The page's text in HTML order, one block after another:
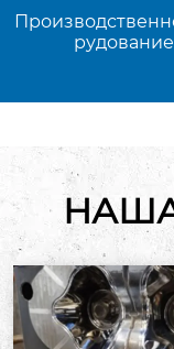
рудование